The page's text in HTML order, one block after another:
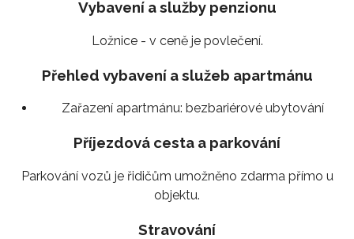
Vybavení a služby penzionu
Ložnice - v ceně je povlečení.
Přehled vybavení a služeb apartmánu
Zařazení apartmánu: bezbariérové ubytování
Příjezdová cesta a parkování
Parkování vozů je řidičům umožněno zdarma přímo u
objektu.
Stravování